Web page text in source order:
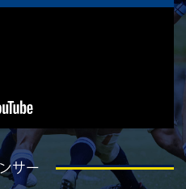
祭 同志社大学
サー